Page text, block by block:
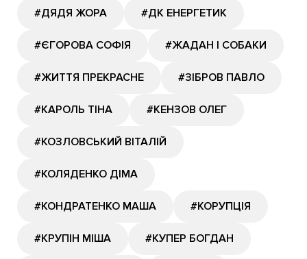
#ДЯДЯ ЖОРА #ДК ЕНЕРГЕТИК
#ЄГОРОВА СОФІЯ #ЖАДАН І СОБАКИ
#ЖИТТЯ ПРЕКРАСНЕ #ЗІБРОВ ПАВЛО
#КАРОЛЬ ТІНА #КЕНЗОВ ОЛЕГ
#КОЗЛОВСЬКИЙ ВІТАЛІЙ
#КОЛЯДЕНКО ДІМА
#КОНДРАТЕНКО МАША #КОРУПЦІЯ
#КРУПІН МІША #КУПЕР БОГДАН